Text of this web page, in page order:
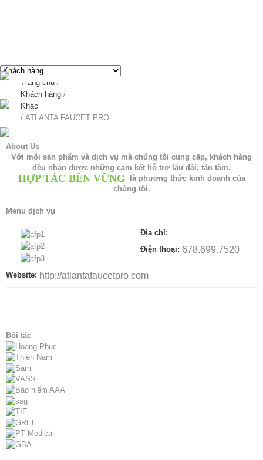
breadcrumbs
Trang chủ /
Khách hàng /
Khác
/ ATLANTA FAUCET PRO
About Us
Với mỗi sản phẩm và dịch vụ mà chúng tôi cung cấp, khách hàng
đều nhận được những cam kết hỗ trợ lâu dài, tận tâm.
HỢP TÁC BỀN VỮNGlà phương thức kinh doanh của
chúng tôi.
Menu dịch vụ
Địa chỉ:
Điện thoại: 678.699.7520
Website: http://atlantafaucetpro.com
Đối tác